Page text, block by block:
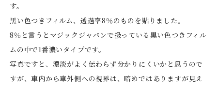
す。
黒い色つきフィルム、透過率8％のものを貼りました。
8％と言うとマジックジャパンで扱っている黒い色つきフィル
ムの中で1番濃いタイプです。
写真ですと、濃淡がよく伝わらず分かりにくいかと思うので
すが、車内から車外側への視界は、暗めではありますが見え